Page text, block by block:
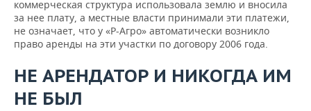
коммерческая структура использовала землю и вносила
за нее плату, а местные власти принимали эти платежи,
не означает, что у «Р-Агро» автоматически возникло
право аренды на эти участки по договору 2006 года.
НЕ АРЕНДАТОР И НИКОГДА ИМ
НЕ БЫЛ